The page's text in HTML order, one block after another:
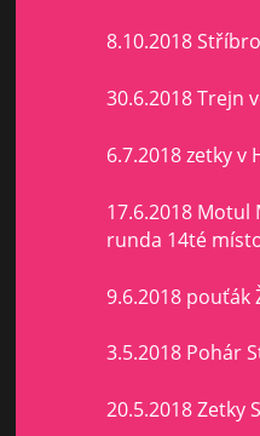
8.10.2018
30.6.2018 Trejn
6.7.2018 zetky v
17.6.2018 Motul
runda 14té
9.6.2018 pouťák
3.5.2018 Pohár
20.5.2018 Zetky